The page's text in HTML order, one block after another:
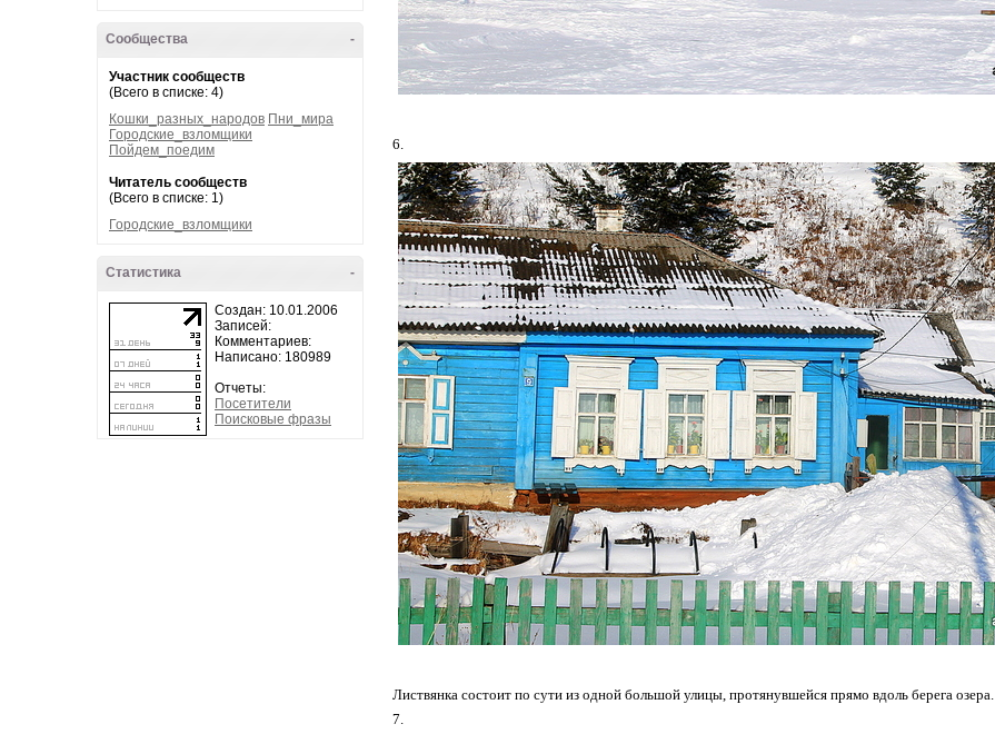
-
Сообщества
Участник сообществ
(Всего в списке: 4)
Кошки_разных_народов Пни_мира
Городские_взломщики
Пойдем_поедим
Читатель сообществ
(Всего в списке: 1)
Городские_взломщики
-
Статистика
Создан: 10.01.2006
Записей:
Комментариев:
Написано: 180989
Отчеты:
Посетители
Поисковые фразы
6.
Листвянка состоит по сути из одной большой улицы, протянувшейся прямо вдоль берега озера.
7.